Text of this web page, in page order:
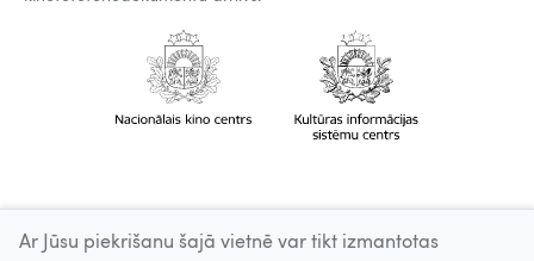
Ar Jūsu piekrišanu šajā vietnē var tikt izmantotas